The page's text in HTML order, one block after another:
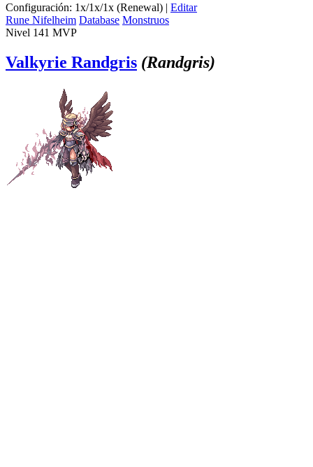
Configuración: 1x/1x/1x (Renewal) | Editar
Rune Nifelheim Database Monstruos
Nivel 141 MVP
Valkyrie Randgris (Randgris)